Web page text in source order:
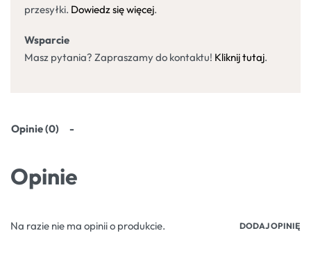
przesyłki. Dowiedz się więcej.
Wsparcie
Masz pytania? Zapraszamy do kontaktu! Kliknij tutaj.
Opinie (0)
Opinie
Na razie nie ma opinii o produkcie. DODAJ OPINIĘ